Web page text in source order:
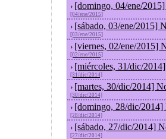
› [domingo, 04/ene/
[04/ene/2015]
› [sábado, 03/ene/2015]
[03/ene/2015]
› [viernes, 02/ene/2015]
[02/ene/2015]
› [miércoles, 31/dic/
[31/dic/2014]
› [martes, 30/dic/2014]
[30/dic/2014]
› [domingo, 28/dic/2014]
[28/dic/2014]
› [sábado, 27/dic/2014]
[27/dic/2014]